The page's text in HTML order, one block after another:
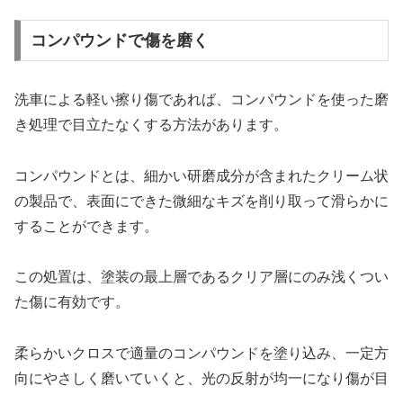
コンパウンドで傷を磨く
洗車による軽い擦り傷であれば、コンパウンドを使った磨
き処理で目立たなくする方法があります。
コンパウンドとは、細かい研磨成分が含まれたクリーム状
の製品で、表面にできた微細なキズを削り取って滑らかに
することができます。
この処置は、塗装の最上層であるクリア層にのみ浅くつい
た傷に有効です。
柔らかいクロスで適量のコンパウンドを塗り込み、一定方
向にやさしく磨いていくと、光の反射が均一になり傷が目